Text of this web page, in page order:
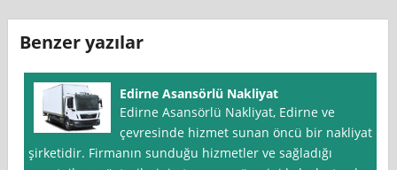
Benzer yazılar
Edirne Asansörlü Nakliyat
Edirne Asansörlü Nakliyat, Edirne ve
çevresinde hizmet sunan öncü bir nakliyat
şirketidir. Firmanın sunduğu hizmetler ve sağladığı